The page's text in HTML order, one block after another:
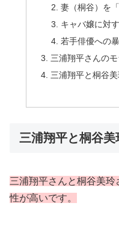
妻（桐谷）を
キャバ嬢に対
若手俳優への
三浦翔平さんの
三浦翔平と桐谷
三浦翔平と桐谷
三浦翔平さんと桐谷美
性が高いです。